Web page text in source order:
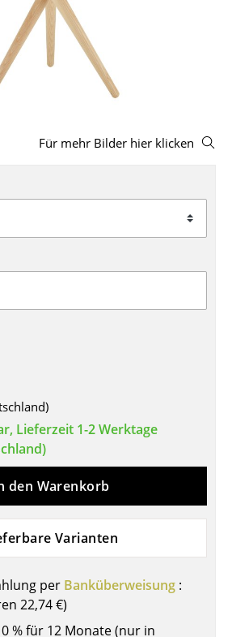
Für mehr Bilder hier klicken
Lieferzeit 1-2 Werktage
den Warenkorb
Varianten
per Banküberweisung :
22,74 €)
% für 12 Monate (nur in